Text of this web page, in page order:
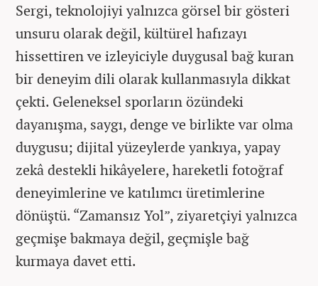
Sergi, teknolojiyi yalnızca görsel bir gösteri
unsuru olarak değil, kültürel hafızayı
hissettiren ve izleyiciyle duygusal bağ kuran
bir deneyim dili olarak kullanmasıyla dikkat
çekti. Geleneksel sporların özündeki
dayanışma, saygı, denge ve birlikte var olma
duygusu; dijital yüzeylerde yankıya, yapay
zekâ destekli hikâyelere, hareketli fotoğraf
deneyimlerine ve katılımcı üretimlerine
dönüştü. “Zamansız Yol”, ziyaretçiyi yalnızca
geçmişe bakmaya değil, geçmişle bağ
kurmaya davet etti.